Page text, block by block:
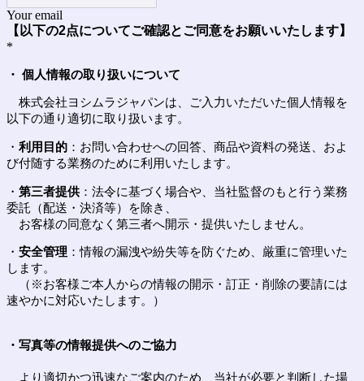
Your email
【以下の2点についてご確認とご同意をお願いいたします】
*
・ 個人情報の取り扱いについて
株式会社ヨシムラジャパンは、ご入力いただいた個人情報を
以下の通り適切に取り扱います。
・ 利用目的 ：お問い合わせへの回答、商品や資料の発送、およ
び付随する業務のために利用いたします。
・ 第三者提供 ：法令に基づく場合や、当社監督のもと行う業務
委託（配送・決済等）を除き、
お客様の同意なく第三者へ開示・提供いたしません。
・ 安全管理 ：情報の漏洩や紛失等を防ぐため、厳重に管理いた
します。
（※お客様ご本人からの情報の開示・訂正・削除の要請には
速やかに対応いたします。）
・ 写真等の情報提供へのご協力
より適切かつ迅速なご案内のため、当社が必要と判断した場